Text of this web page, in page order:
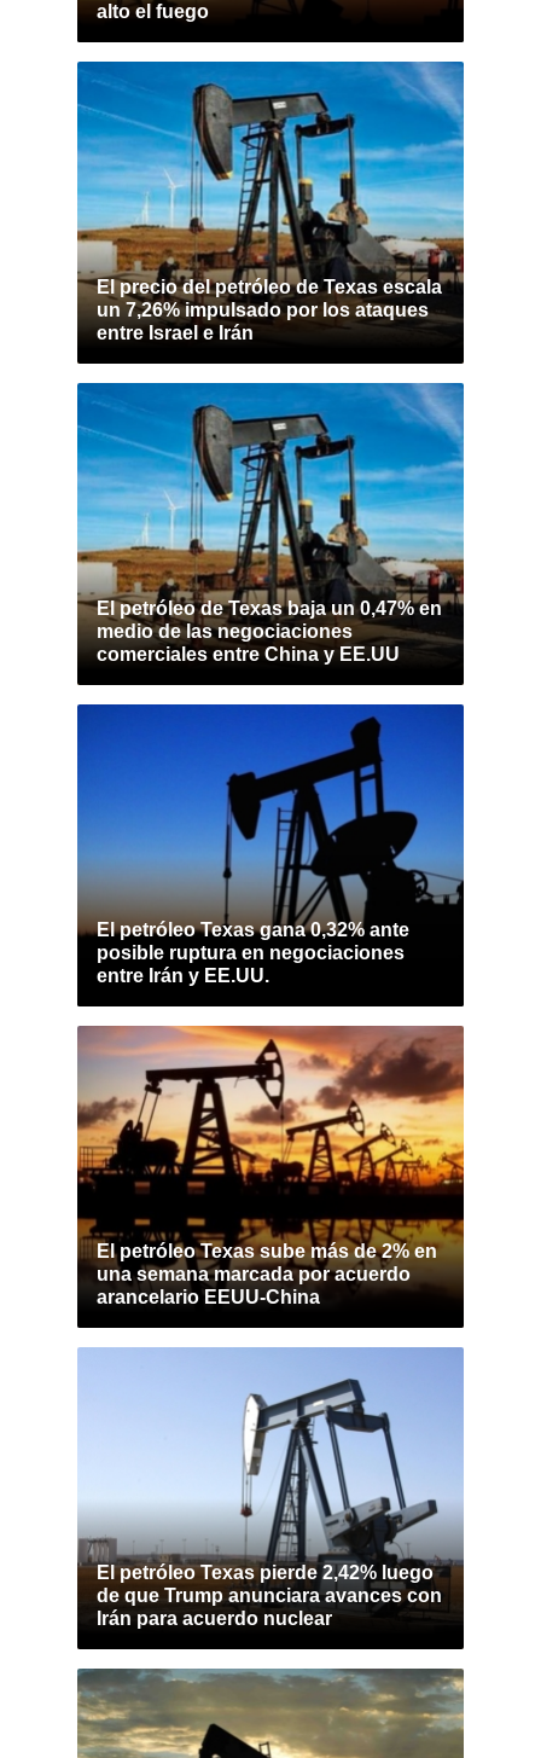
alto el fuego
El precio del petróleo de Texas escala
un 7,26% impulsado por los ataques
entre Israel e Irán
El petróleo de Texas baja un 0,47% en
medio de las negociaciones
comerciales entre China y EE.UU
El petróleo Texas gana 0,32% ante
posible ruptura en negociaciones
entre Irán y EE.UU.
El petróleo Texas sube más de 2% en
una semana marcada por acuerdo
arancelario EEUU-China
El petróleo Texas pierde 2,42% luego
de que Trump anunciara avances con
Irán para acuerdo nuclear